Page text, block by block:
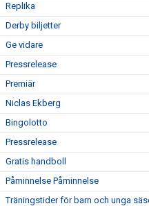
Replika
Derby biljetter
Ge vidare
Pressrelease
Premiär
Niclas Ekberg
Bingolotto
Pressrelease
Gratis handboll
Påminnelse Påminnelse
Träningstider för barn och unga